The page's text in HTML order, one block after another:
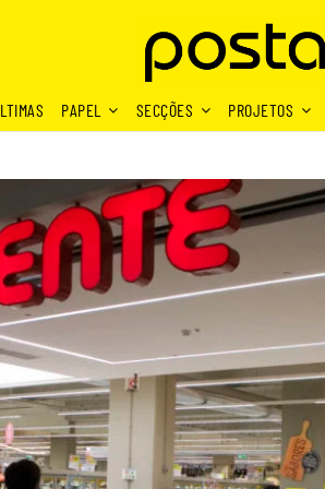
PAPEL SECÇÕES PROJETOS